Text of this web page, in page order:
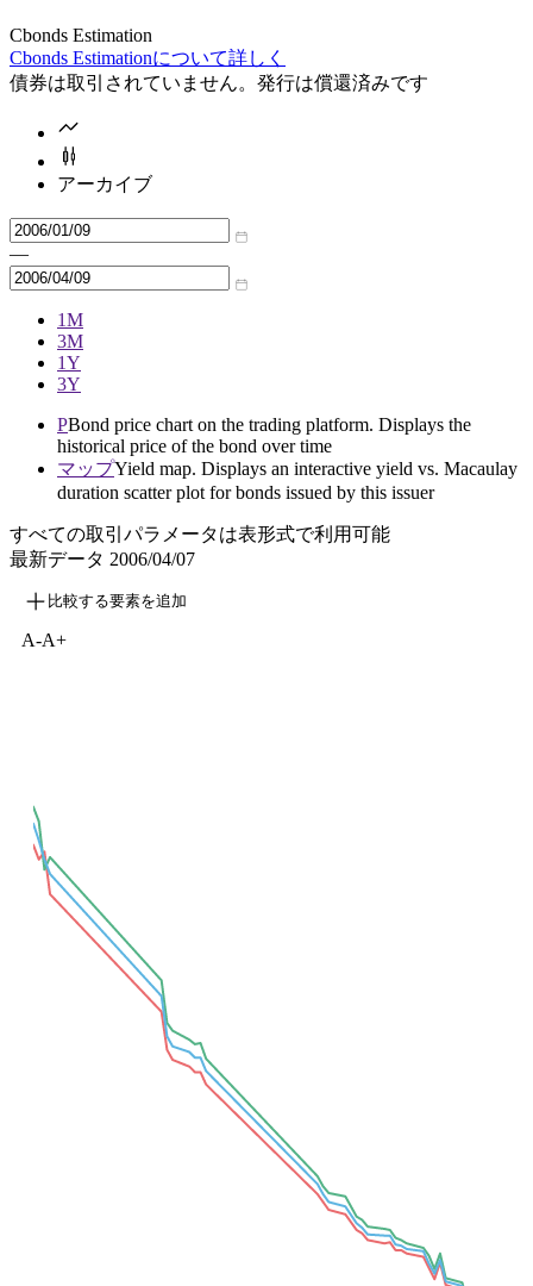
Cbonds Estimation
Cbonds Estimationについて詳しく
債券は取引されていません。発行は償還済みです
アーカイブ
—
1M
3M
1Y
3Y
PBond price chart on the trading platform. Displays the
historical price of the bond over time
マップYield map. Displays an interactive yield vs. Macaulay
duration scatter plot for bonds issued by this issuer
すべての取引パラメータは表形式で利用可能
最新データ 2006/04/07
比較する要素を追加